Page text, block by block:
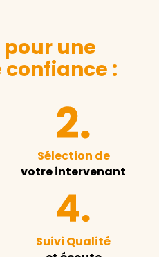
une
:
Sélection de
votre intervenant
Suivi Qualité